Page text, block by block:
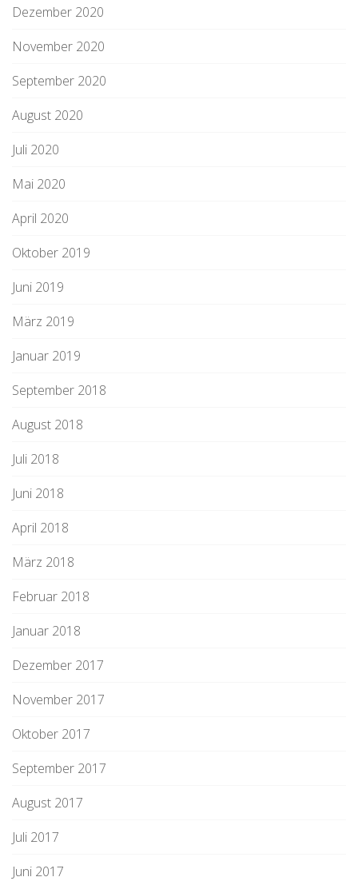
Dezember 2020
November 2020
September 2020
August 2020
Juli 2020
Mai 2020
April 2020
Oktober 2019
Juni 2019
März 2019
Januar 2019
September 2018
August 2018
Juli 2018
Juni 2018
April 2018
März 2018
Februar 2018
Januar 2018
Dezember 2017
November 2017
Oktober 2017
September 2017
August 2017
Juli 2017
Juni 2017